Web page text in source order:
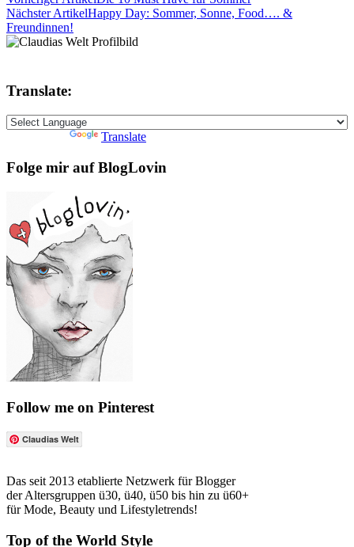
Nächster ArtikelHappy Day: Sommer, Sonne, Food…. &
Freundinnen!
Translate:
Translate
Folge mir auf BlogLovin
Follow me on Pinterest
Claudias Welt
Das seit 2013 etablierte Netzwerk für Blogger
der Altersgruppen ü30, ü40, ü50 bis hin zu ü60+
für Mode, Beauty und Lifestyletrends!
Top of the World Style